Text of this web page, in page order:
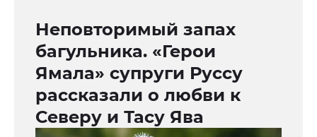
Неповторимый запах
багульника. «Герои
Ямала» супруги Руссу
рассказали о любви к
Северу и Тасу Ява